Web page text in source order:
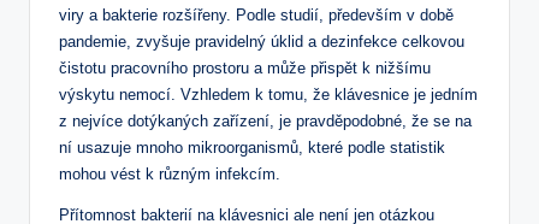
viry a bakterie rozšířeny. Podle studií, především v době
pandemie, zvyšuje pravidelný úklid a dezinfekce celkovou
čistotu pracovního prostoru a může přispět k nižšímu
výskytu nemocí. Vzhledem k tomu, že klávesnice je jedním
z nejvíce dotýkaných zařízení, je pravděpodobné, že se na
ní usazuje mnoho mikroorganismů, které podle statistik
mohou vést k různým infekcím.
Přítomnost bakterií na klávesnici ale není jen otázkou